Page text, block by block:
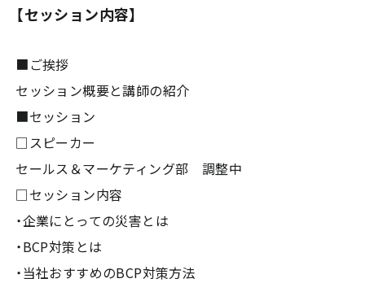
【セッション内容】
■ご挨拶
セッション概要と講師の紹介
■セッション
□スピーカー
セールス＆マーケティング部 調整中
□セッション内容
・企業にとっての災害とは
・BCP対策とは
・当社おすすめのBCP対策方法